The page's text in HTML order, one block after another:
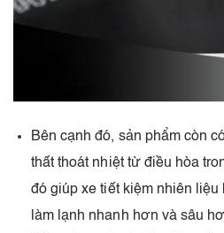
Bên cạnh đó, sản phẩm còn
thất thoát nhiệt từ điều hòa
đó giúp xe tiết kiệm nhiên
làm lạnh nhanh hơn và sâu